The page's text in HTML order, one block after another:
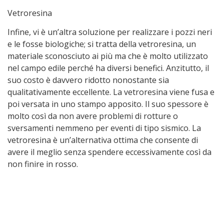
Vetroresina
Infine, vi è un’altra soluzione per realizzare i pozzi neri
e le fosse biologiche; si tratta della vetroresina, un
materiale sconosciuto ai più ma che è molto utilizzato
nel campo edile perché ha diversi benefici. Anzitutto, il
suo costo è davvero ridotto nonostante sia
qualitativamente eccellente. La vetroresina viene fusa e
poi versata in uno stampo apposito. Il suo spessore è
molto così da non avere problemi di rotture o
sversamenti nemmeno per eventi di tipo sismico. La
vetroresina è un’alternativa ottima che consente di
avere il meglio senza spendere eccessivamente così da
non finire in rosso.